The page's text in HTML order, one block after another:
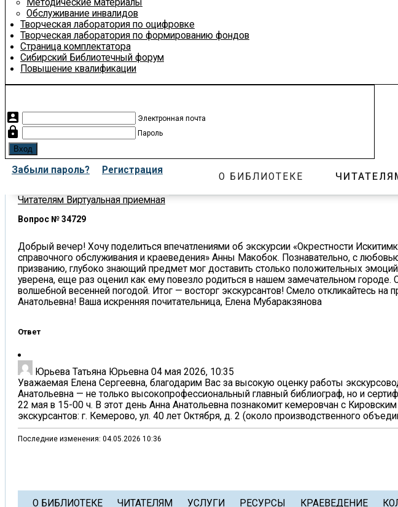
Методические материалы
Обслуживание инвалидов
Творческая лаборатория по оцифровке
Творческая лаборатория по формированию фондов
Страница комплектатора
Сибирский Библиотечный форум
Повышение квалификации
account_box Электронная почта
lock Пароль
Забыли пароль? Регистрация
О БИБЛИОТЕКЕ
ЧитателямВиртуальная приемная
Вопрос № 34729
Добрый вечер! Хочу поделиться впечатлениями об экскурсии «Окрестности
справочного обслуживания и краеведения» Анны Макобок. Познавательно, с
призванию, глубоко знающий предмет мог доставить столько положительных
уверена, еще раз оценил как ему повезло родиться в нашем замечательном городе.
волшебной весенней погодой. Итог — восторг экскурсантов! Смело откликайтесь
Анатольевна! Ваша искренняя почитательница, Елена Мубаракзянова
Ответ
Юрьева Татьяна Юрьевна 04 мая 2026, 10:35
Уважаемая Елена Сергеевна, благодарим Вас за высокую оценку работы
Анатольевна — не только высокопрофессиональный главный библиограф, но и
22 мая в 15-00 ч. В этот день Анна Анатольевна познакомит кемеровчан с
экскурсантов: г. Кемерово, ул. 40 лет Октября, д. 2 (около производственного
Последние изменения: 04.05.2026 10:36
О БИБЛИОТЕКЕ ЧИТАТЕЛЯМ УСЛУГИ РЕСУРСЫ КРАЕВЕДЕНИЕ